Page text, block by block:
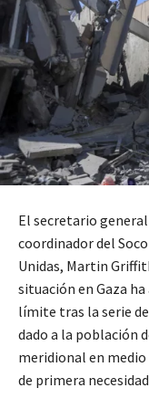
El secretario
coordinador del
Unidas, Martin
situación en Gaza
límite tras la serie
dado a la población
meridional en medio
de primera necesidad